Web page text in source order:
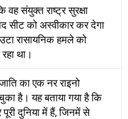
संयुक्त राष्ट्र सुरक्षा
सीट को अस्वीकार कर देगा
रासायनिक हमले को
था।
का एक नर राइनो
है। यह बताया गया है कि
दुनिया में हैं, जिनमें से